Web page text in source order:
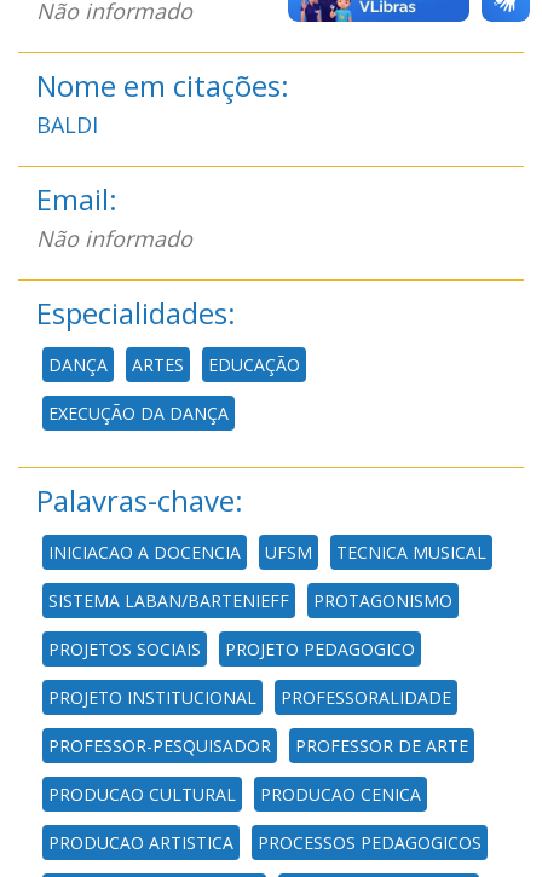
Não informado
Nome em citações:
BALDI
Email:
Não informado
Especialidades:
DANÇA ARTES EDUCAÇÃO
EXECUÇÃO DA DANÇA
Palavras-chave:
INICIACAO A DOCENCIA UFSM TECNICA MUSICAL
SISTEMA LABAN/BARTENIEFF PROTAGONISMO
PROJETOS SOCIAIS PROJETO PEDAGOGICO
PROJETO INSTITUCIONAL PROFESSORALIDADE
PROFESSOR-PESQUISADOR PROFESSOR DE ARTE
PRODUCAO CULTURAL PRODUCAO CENICA
PRODUCAO ARTISTICA PROCESSOS PEDAGOGICOS